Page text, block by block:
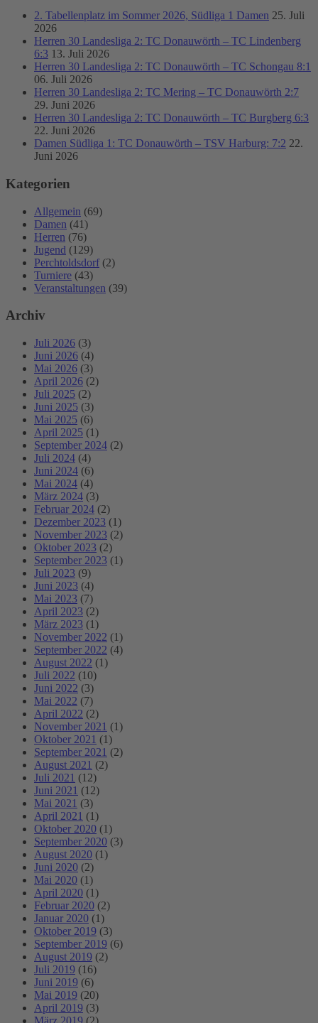
2. Tabellenplatz im Sommer 2026, Südliga 1 Damen 25. Juli
2026
Herren 30 Landesliga 2: TC Donauwörth – TC Lindenberg
6:3 13. Juli 2026
Herren 30 Landesliga 2: TC Donauwörth – TC Schongau 8:1
06. Juli 2026
Herren 30 Landesliga 2: TC Mering – TC Donauwörth 2:7
29. Juni 2026
Herren 30 Landesliga 2: TC Donauwörth – TC Burgberg 6:3
22. Juni 2026
Damen Südliga 1: TC Donauwörth – TSV Harburg: 7:2 22.
Juni 2026
Kategorien
Allgemein (69)
Damen (41)
Herren (76)
Jugend (129)
Perchtoldsdorf (2)
Turniere (43)
Veranstaltungen (39)
Archiv
Juli 2026 (3)
Juni 2026 (4)
Mai 2026 (3)
April 2026 (2)
Juli 2025 (2)
Juni 2025 (3)
Mai 2025 (6)
April 2025 (1)
September 2024 (2)
Juli 2024 (4)
Juni 2024 (6)
Mai 2024 (4)
März 2024 (3)
Februar 2024 (2)
Dezember 2023 (1)
November 2023 (2)
Oktober 2023 (2)
September 2023 (1)
Juli 2023 (9)
Juni 2023 (4)
Mai 2023 (7)
April 2023 (2)
März 2023 (1)
November 2022 (1)
September 2022 (4)
August 2022 (1)
Juli 2022 (10)
Juni 2022 (3)
Mai 2022 (7)
April 2022 (2)
November 2021 (1)
Oktober 2021 (1)
September 2021 (2)
August 2021 (2)
Juli 2021 (12)
Juni 2021 (12)
Mai 2021 (3)
April 2021 (1)
Oktober 2020 (1)
September 2020 (3)
August 2020 (1)
Juni 2020 (2)
Mai 2020 (1)
April 2020 (1)
Februar 2020 (2)
Januar 2020 (1)
Oktober 2019 (3)
September 2019 (6)
August 2019 (2)
Juli 2019 (16)
Juni 2019 (6)
Mai 2019 (20)
April 2019 (3)